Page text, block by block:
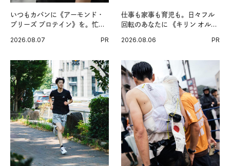
いつもカバンに《アーモンド・
ブリーズ プロテイン》を。忙し
グ習慣。
2026.08.07 PR
仕事も家事も育児も。日々フル
回転のあなたに 《キリン オルニ
2026.08.06 PR